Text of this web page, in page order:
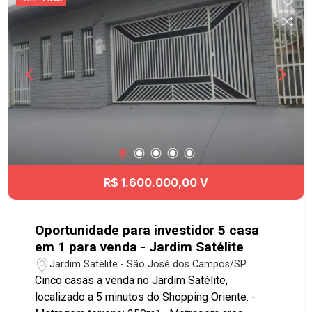
Longo , Av. Benedito Deputado Matarazzo, Anel
Viário e à Rodovia Presidente Dutra, Acesso fácil
á diversas regiões da cidade. Agende já sua
visita!! #vilabetânia #casavenda #imobiliaria
#geracaoimoveis
R$ 1.600.000,00 V
Oportunidade para investidor 5 casa
em 1 para venda - Jardim Satélite
Jardim Satélite - São José dos Campos/SP
Cinco casas a venda no Jardim Satélite,
localizado a 5 minutos do Shopping Oriente. -